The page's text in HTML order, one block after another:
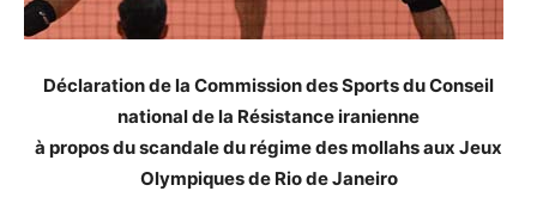
Déclaration de la Commission des Sports du Conseil
national de la Résistance iranienne
à propos du scandale du régime des mollahs aux Jeux
Olympiques de Rio de Janeiro